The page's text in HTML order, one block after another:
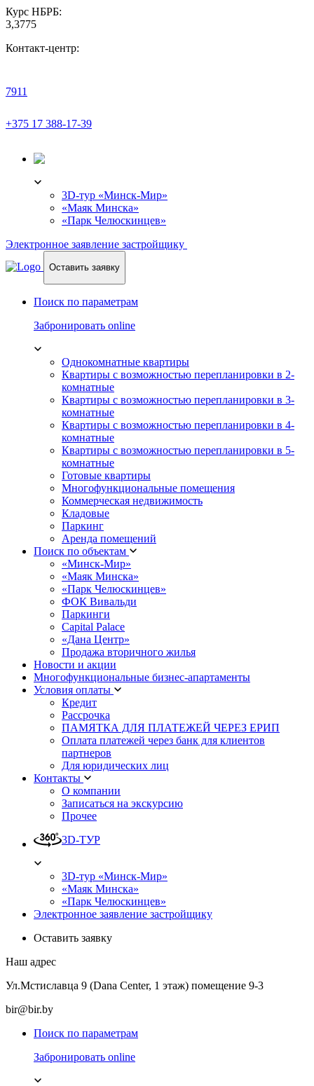
Курс НБРБ:
3,3775
Контакт-центр:
7911
+375 17 388-17-39
3D-тур «Минск-Мир»
«Маяк Минска»
«Парк Челюскинцев»
Электронное заявление застройщику
Оставить заявку
Поиск по параметрам
Забронировать online
Однокомнатные квартиры
Квартиры с возможностью перепланировки в 2-
комнатные
Квартиры с возможностью перепланировки в 3-
комнатные
Квартиры с возможностью перепланировки в 4-
комнатные
Квартиры с возможностью перепланировки в 5-
комнатные
Готовые квартиры
Многофункциональные помещения
Коммерческая недвижимость
Кладовые
Паркинг
Аренда помещений
Поиск по объектам
«Минск-Мир»
«Маяк Минска»
«Парк Челюскинцев»
ФОК Вивальди
Паркинги
Capital Palace
«Дана Центр»
Продажа вторичного жилья
Новости и акции
Многофункциональные бизнес-апартаменты
Условия оплаты
Кредит
Рассрочка
ПАМЯТКА ДЛЯ ПЛАТЕЖЕЙ ЧЕРЕЗ ЕРИП
Оплата платежей через банк для клиентов
партнеров
Для юридических лиц
Контакты
О компании
Записаться на экскурсию
Прочее
3D-ТУР
3D-тур «Минск-Мир»
«Маяк Минска»
«Парк Челюскинцев»
Электронное заявление застройщику
Оставить заявку
Наш адрес
Ул.Мстиславца 9 (Dana Center, 1 этаж) помещение 9-3
bir@bir.by
Поиск по параметрам
Забронировать online